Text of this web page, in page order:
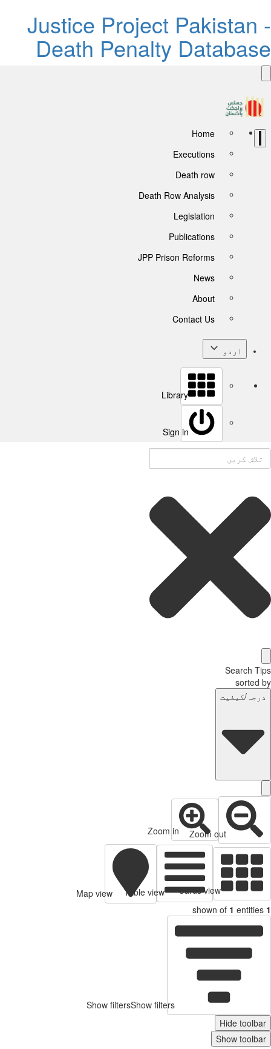
Justice Project
Death Penalty
Home
Executions
Death row
Death Row Analysis
Legislation
Publications
JPP Prison Reforms
News
About
Contact Us
اردو
Library
Sign in
Search
sorted
کیفیت
Zoom out
Zoom in
Cards view
Table view
Map view
shown of 1
Show filtersShow filters
Hide
Show